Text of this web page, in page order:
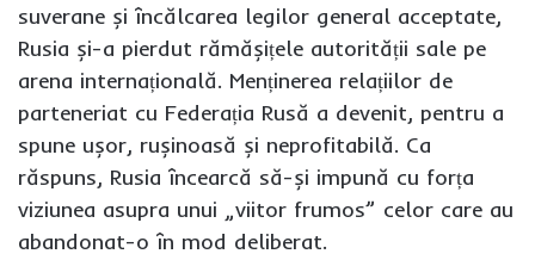
suverane și încălcarea legilor general acceptate,
Rusia și-a pierdut rămășițele autorității sale pe
arena internațională. Menținerea relațiilor de
parteneriat cu Federația Rusă a devenit, pentru a
spune ușor, rușinoasă și neprofitabilă. Ca
răspuns, Rusia încearcă să-și impună cu forța
viziunea asupra unui „viitor frumos” celor care au
abandonat-o în mod deliberat.